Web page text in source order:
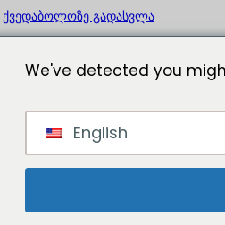
ქვედაბოლოზე გადასვლა
We've detected you
English